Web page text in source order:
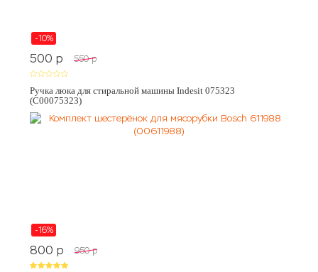
-10%
500 p 550 p
Ручка люка для стиральной машины Indesit 075323
(C00075323)
-16%
800 p 950 p